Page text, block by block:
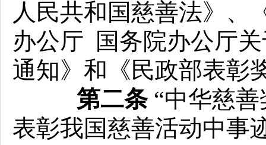
人民共和国慈善法》、
办公厅 国务院办公厅
通知》和《民政部表彰
第二条“中华慈善
表彰我国慈善活动中事